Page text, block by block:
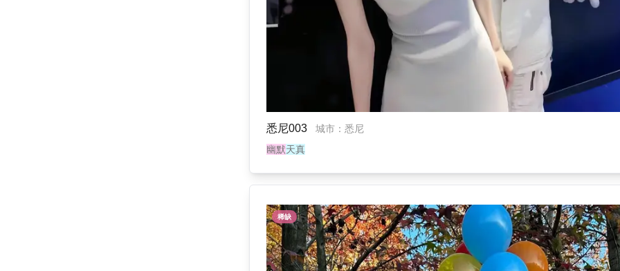
悉尼003 城市 ： 悉尼
幽默天真
稀缺